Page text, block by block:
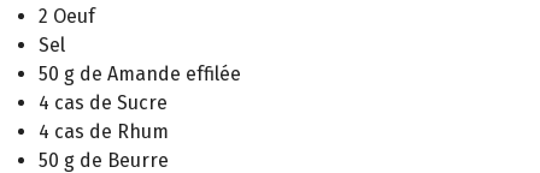
2 Oeuf
Sel
50 g de Amande effilée
4 cas de Sucre
4 cas de Rhum
50 g de Beurre